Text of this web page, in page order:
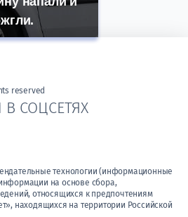
СОЦСЕТЯХ
технологии (информационные
на основе сбора,
относящихся к предпочтениям
находящихся на территории Российской
reserved